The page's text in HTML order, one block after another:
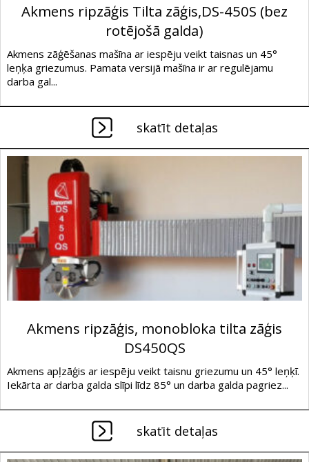
Akmens ripzāģis Tilta zāģis,DS-450S (bez
rotējošā galda)
Akmens zāģēšanas mašīna ar iespēju veikt taisnas un 45°
leņķa griezumus. Pamata versijā mašīna ir ar regulējamu
darba gal...
skatīt detaļas
Akmens ripzāģis, monobloka tilta zāģis
DS450QS
Akmens apļzāģis ar iespēju veikt taisnu griezumu un 45° leņķī.
Iekārta ar darba galda slīpi līdz 85° un darba galda pagriez...
skatīt detaļas